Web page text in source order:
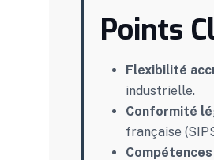
Points
Flexibilité
industrielle.
Conformité
française